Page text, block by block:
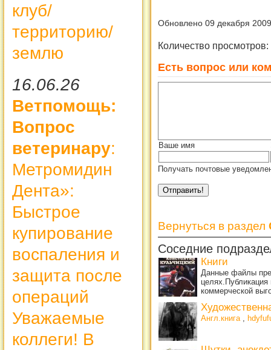
клуб/
территорию/
землю
16.06.26
Ветпомощь:
Вопрос
ветеринару:
Метромидин
Дента»:
Быстрое
купирование
воспаления и
защита после
операций
Уважаемые
коллеги! В
Обновлено 09 декабря 2009
Количество просмотров:
Есть вопрос или
Ваше имя
Получать почтовые
Вернуться в раздел
Соседние
Книги
Данные файлы
целях.Публикация
коммерческой
Англ.книга